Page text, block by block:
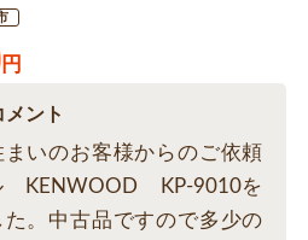
円
ント
いのお客様からのご依頼
KENWOOD KP-9010を
。中古品ですので多少の